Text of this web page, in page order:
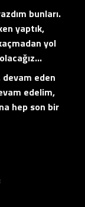
bunları.
yaptık,
yol
eden
edelim,
hep son bir